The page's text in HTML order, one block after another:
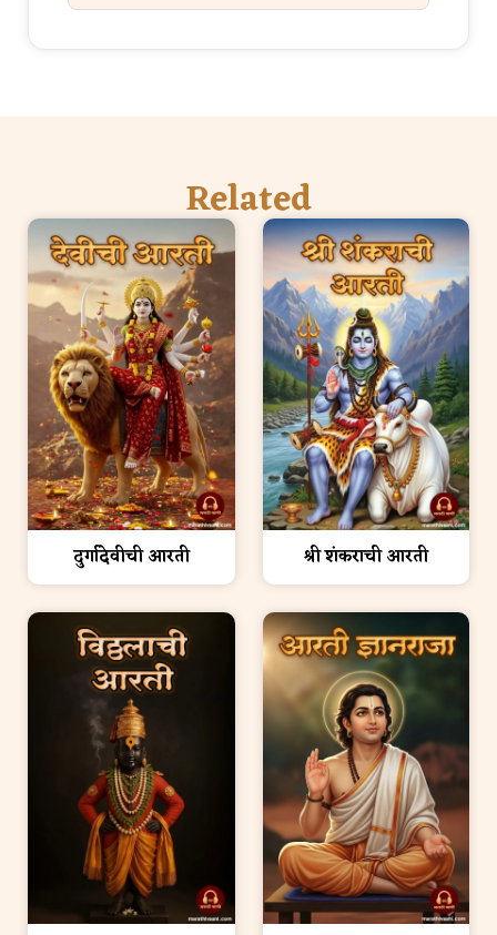
Related
दुर्गादेवीची आरती श्री शंकराची आरती